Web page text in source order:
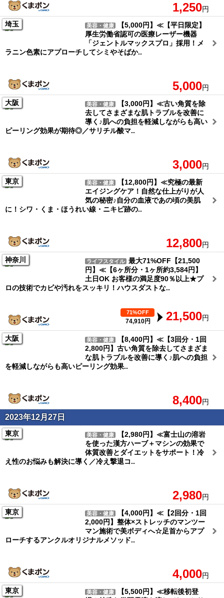
1,250円
埼玉
美容・健康
【5,000円】≪【平日限定】
厚生労働省認可の医療レーザー機器
「ジェントルマックスプロ」採用！メ
ラニン色素にアプローチしてシミやそばか..
5,000円
大阪
美容・健康
【3,000円】≪古い角質を除
去してさまざまな肌トラブルを改善に
導く♪肌への負担を軽減しながらも高い
ピーリング効果が期待◎／サリチル酸マ..
3,000円
東京
美容・健康
【12,800円】≪究極の最新
エイジングケア！自然な仕上がりが人
気の秘密♪自分の血液であの頃の美肌
に！シワ・くま・ほうれい線・ニキビ跡の..
12,800円
神奈川
ライフスタイル 最大71%OFF【21,500
円】≪【6ヶ所分・1ヶ所約3,584円】
土日OK お客様の満足度90％以上★プ
ロの技術でカビや汚れをスッキリ！ハウスダストな..
71%OFF
74,910円 21,500円
大阪 美容・健康
【8,400円】≪【3回分・1回
2,800円】古い角質を除去してさまざま
な肌トラブルを改善に導く♪肌への負担
を軽減しながらも高いピーリング効果..
8,400円
2023年12月27日
東京 美容・健康
【2,980円】≪富士山の溶岩
を使った漢方ハーブ＋マシンの効果で
体質改善とダイエットをサポート！冷
え性のお悩みも解決に導く／冷え撃退コ..
2,980円
東京
美容・健康
【4,000円】≪【2回分・1回
2,000円】整体×ストレッチのマンツー
マン施術で美ボディへ☆足首からアプ
ローチするアンクルオリジナルメソッド..
4,000円
東京
美容・健康
【5,500円】≪移転後初登